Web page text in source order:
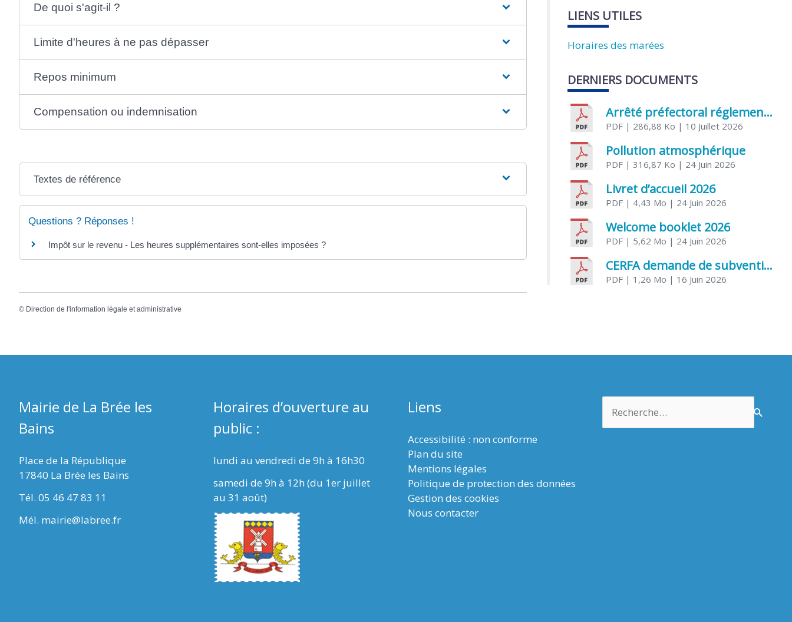
De quoi s'agit-il ?
Limite d'heures à ne pas dépasser
Repos minimum
Compensation ou indemnisation
Textes de référence
Questions ? Réponses !
Impôt sur le revenu - Les heures supplémentaires sont-elles imposées ?
© Direction de l'information légale et administrative
LIENS UTILES
Horaires des marées
DERNIERS DOCUMENTS
Arrêté préfectoral réglementant l’usage de l’eau
PDF | 286,88 Ko | 10 Juillet 2026
Pollution atmosphérique
PDF | 316,87 Ko | 24 Juin 2026
Livret d’accueil 2026
PDF | 4,43 Mo | 24 Juin 2026
Welcome booklet 2026
PDF | 5,62 Mo | 24 Juin 2026
CERFA demande de subvention association
PDF | 1,26 Mo | 16 Juin 2026
Mairie de La Brée les
Bains
Place de la République
17840 La Brée les Bains
Tél. 05 46 47 83 11
Mél. mairie@labree.fr
Horaires d’ouverture au
public :
lundi au vendredi de 9h à 16h30
samedi de 9h à 12h (du 1er juillet
au 31 août)
Liens
Accessibilité : non conforme
Plan du site
Mentions légales
Politique de protection des données
Gestion des cookies
Nous contacter